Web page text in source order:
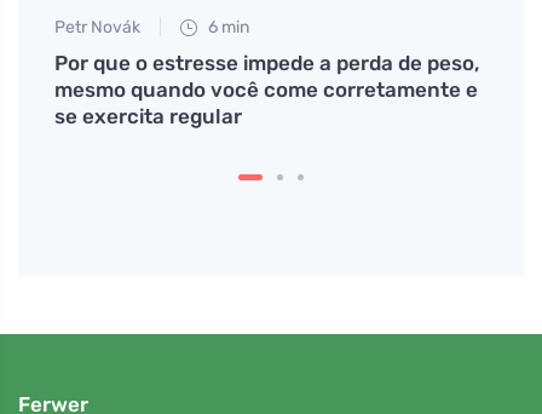
Petr Novák 6 min
Por que o estresse impede a perda de peso,
mesmo quando você come corretamente e
se exercita regular
Ferwer